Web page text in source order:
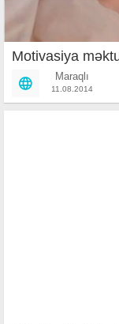
Motivasiya
Maraqlı
11.08.2014